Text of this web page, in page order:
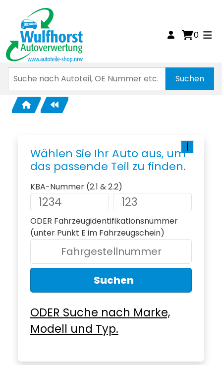
0
i
Wählen Sie Ihr Auto aus, um
das passende Teil zu finden.
KBA-Nummer (2.1 & 2.2)
ODER Fahrzeugidentifikationsnummer
(unter Punkt E im Fahrzeugschein)
Suchen
ODER Suche nach Marke,
Modell und Typ.